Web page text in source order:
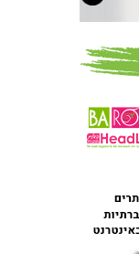
המדף
יום
בארץ